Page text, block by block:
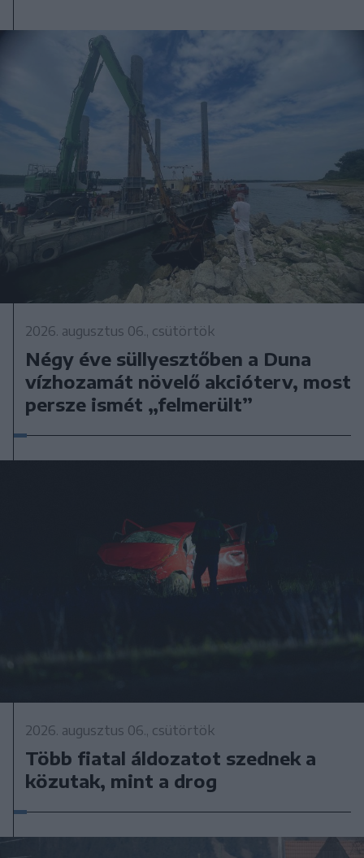
2026. augusztus 06., csütörtök
Négy éve süllyesztőben a Duna
vízhozamát növelő akcióterv, most
persze ismét „felmerült”
2026. augusztus 06., csütörtök
Több fiatal áldozatot szednek a
közutak, mint a drog